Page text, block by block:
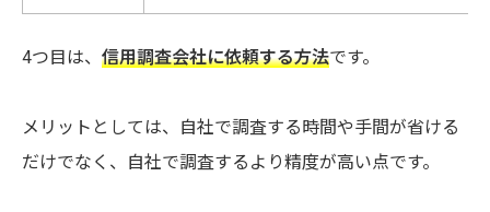
4つ目は、 信用調査会社に依頼する方法です。
メリットとしては、自社で調査する時間や手間が省ける
だけでなく、自社で調査するより精度が高い点です。